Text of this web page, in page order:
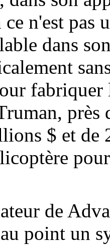
n'est pas
dans
fabriquer
$ et de
de
point un